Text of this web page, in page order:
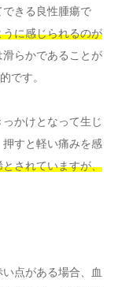
きる良性腫瘍で
に感じられるのが
らかであることが
です。
かけとなって生じ
すと軽い痛みを感
されていますが、
点がある場合、血